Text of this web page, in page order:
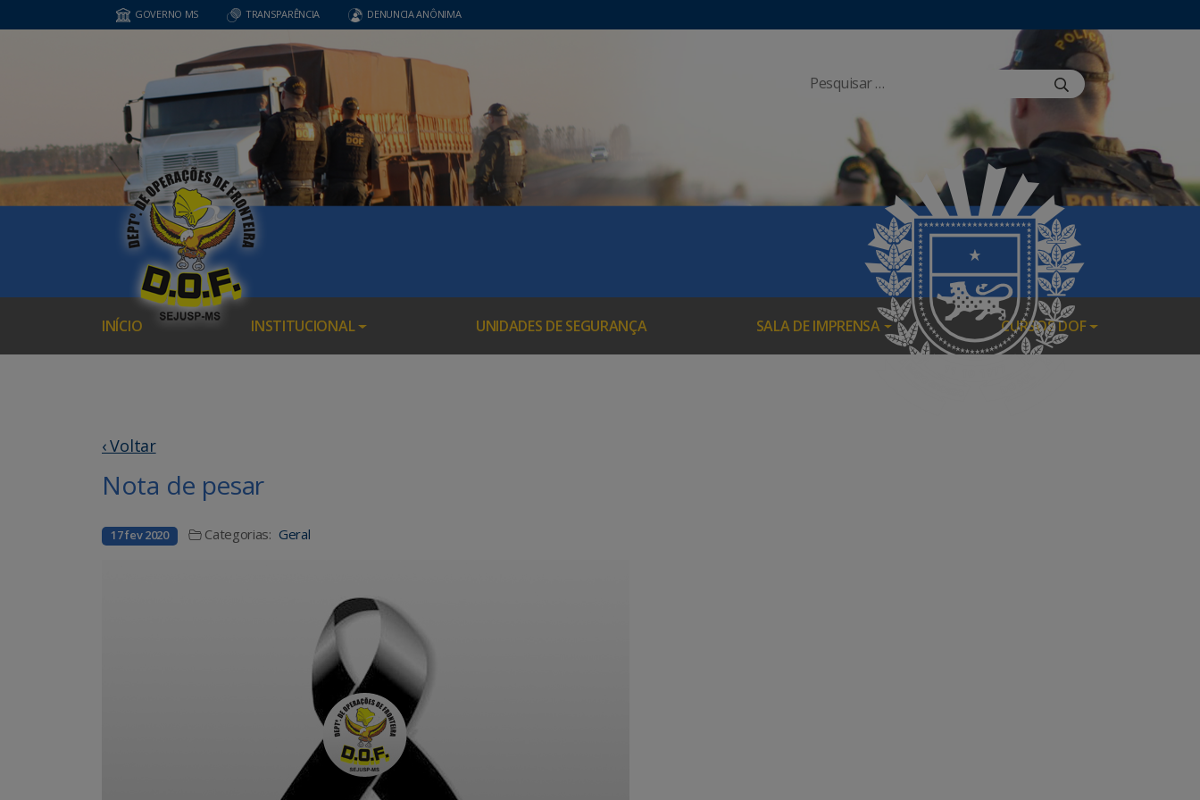
GOVERNO MS TRANSPARÊNCIA DENUNCIA ANÔNIMA
INÍCIO INSTITUCIONAL UNIDADES DE SEGURANÇA SALA DE IMPRENSA CURSOS DOF
‹ Voltar
Nota de pesar
17 fev 2020 Categorias: Geral